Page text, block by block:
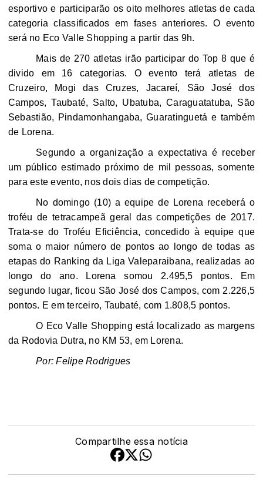
esportivo e participarão os oito melhores atletas de cada
categoria classificados em fases anteriores. O evento
será no Eco Valle Shopping a partir das 9h.
Mais de 270 atletas irão participar do Top 8 que é
divido em 16 categorias. O evento terá atletas de
Cruzeiro, Mogi das Cruzes, Jacareí, São José dos
Campos, Taubaté, Salto, Ubatuba, Caraguatatuba, São
Sebastião, Pindamonhangaba, Guaratinguetá e também
de Lorena.
Segundo a organização a expectativa é receber
um público estimado próximo de mil pessoas, somente
para este evento, nos dois dias de competição.
No domingo (10) a equipe de Lorena receberá o
troféu de tetracampeã geral das competições de 2017.
Trata-se do Troféu Eficiência, concedido à equipe que
soma o maior número de pontos ao longo de todas as
etapas do Ranking da Liga Valeparaibana, realizadas ao
longo do ano. Lorena somou 2.495,5 pontos. Em
segundo lugar, ficou São José dos Campos, com 2.226,5
pontos. E em terceiro, Taubaté, com 1.808,5 pontos.
O Eco Valle Shopping está localizado as margens
da Rodovia Dutra, no KM 53, em Lorena.
Por: Felipe Rodrigues
Compartilhe essa notícia